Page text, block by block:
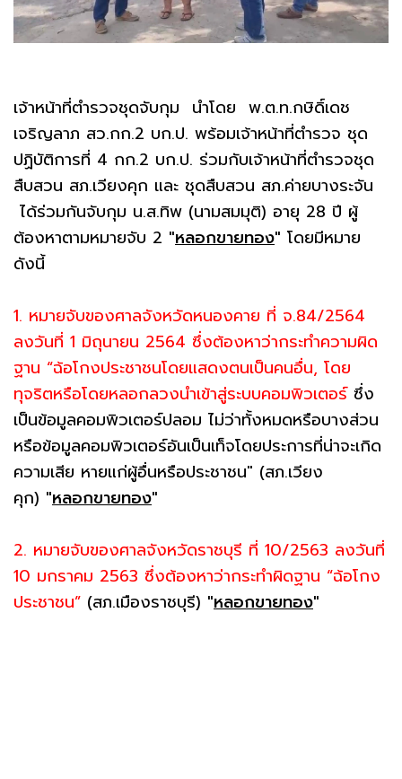
เจ้าหน้าที่ตำรวจชุดจับกุม นำโดย พ.ต.ท.กษิดิ์เดช
เจริญลาภ สว.กก.2 บก.ป. พร้อมเจ้าหน้าที่ตำรวจ ชุด
ปฏิบัติการที่ 4 กก.2 บก.ป. ร่วมกับเจ้าหน้าที่ตำรวจชุด
สืบสวน สภ.เวียงคุก และ ชุดสืบสวน สภ.ค่ายบางระจัน
ได้ร่วมกันจับกุม น.ส.ทิพ (นามสมมุติ) อายุ 28 ปี ผู้
ต้องหาตามหมายจับ 2 "หลอกขายทอง" โดยมีหมาย
ดังนี้
1. หมายจับของศาลจังหวัดหนองคาย ที่ จ.84/2564
ลงวันที่ 1 มิถุนายน 2564 ซึ่งต้องหาว่ากระทำความผิด
ฐาน “ฉ้อโกงประชาชนโดยแสดงตนเป็นคนอื่น, โดย
ทุจริตหรือโดยหลอกลวงนำเข้าสู่ระบบคอมพิวเตอร์ ซึ่ง
เป็นข้อมูลคอมพิวเตอร์ปลอม ไม่ว่าทั้งหมดหรือบางส่วน
หรือข้อมูลคอมพิวเตอร์อันเป็นเท็จโดยประการที่น่าจะเกิด
ความเสีย หายแก่ผู้อื่นหรือประชาชน" (สภ.เวียง
คุก) "หลอกขายทอง"
2. หมายจับของศาลจังหวัดราชบุรี ที่ 10/2563 ลงวันที่
10 มกราคม 2563 ซึ่งต้องหาว่ากระทำผิดฐาน “ฉ้อโกง
ประชาชน” (สภ.เมืองราชบุรี) "หลอกขายทอง"